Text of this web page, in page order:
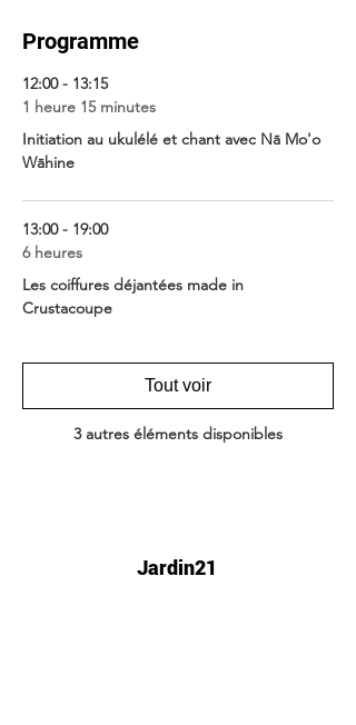
Programme
12:00 - 13:15
1 heure 15 minutes
Initiation au ukulélé et chant avec Nā Mo'o
Wāhine
13:00 - 19:00
6 heures
Les coiffures déjantées made in
Crustacoupe
3 autres éléments disponibles
Tout voir
Jardin21